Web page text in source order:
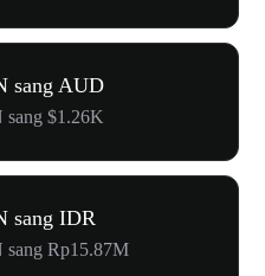
sang AUD
$1.26K
sang IDR
Rp15.87M